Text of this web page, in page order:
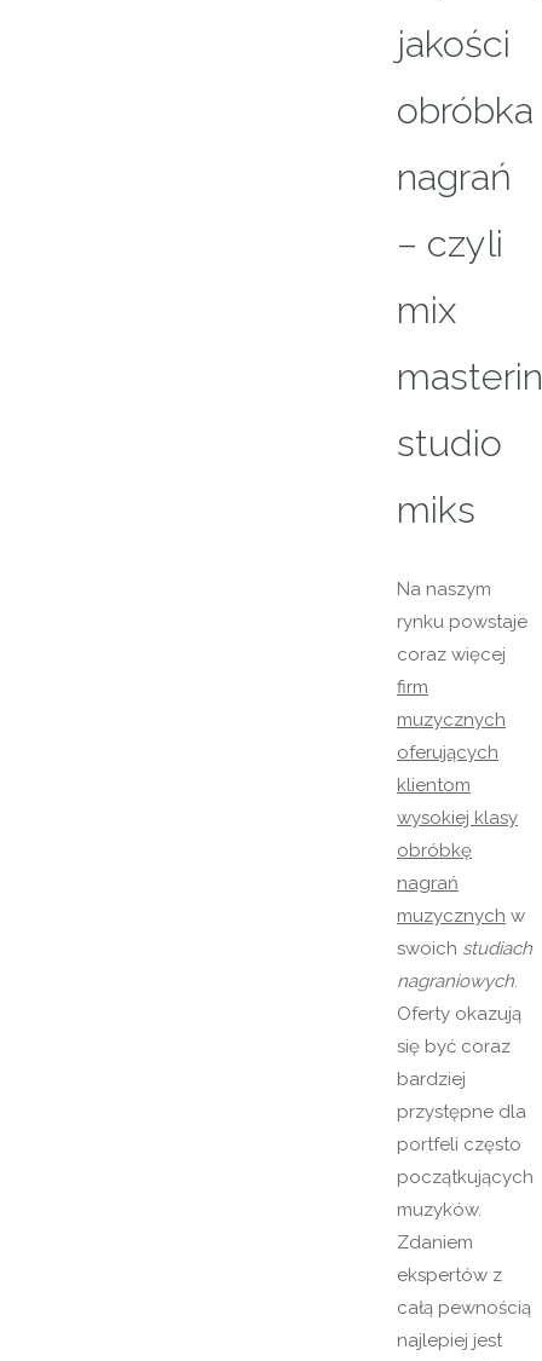
jakości
obróbka
nagrań
– czyli
mix
studio
miks
Na naszym
rynku powstaje
coraz więcej
firm
muzycznych
oferujących
klientom
wysokiej klasy
obróbkę
nagrań
muzycznych w
swoich studiach
nagraniowych.
Oferty okazują
się być coraz
bardziej
przystępne dla
portfeli często
początkujących
muzyków.
Zdaniem
ekspertów z
całą pewnością
najlepiej jest